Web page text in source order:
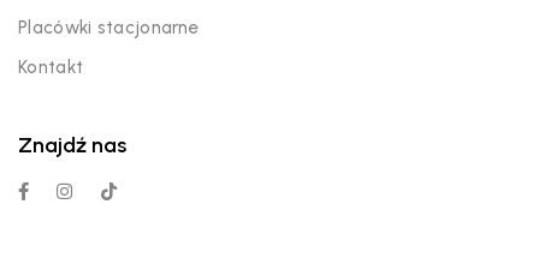
Placówki stacjonarne
Kontakt
Znajdź nas